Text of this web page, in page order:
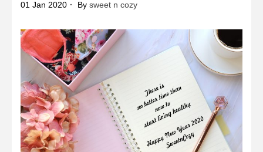
01 Jan 2020 By sweet n cozy